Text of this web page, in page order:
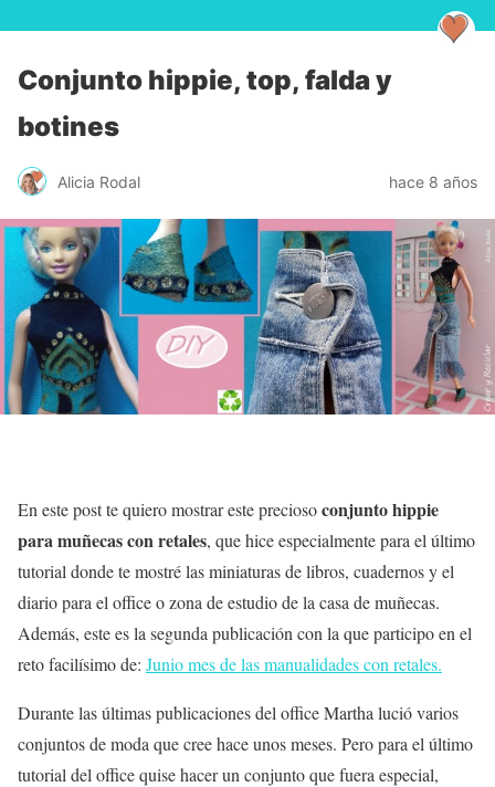
Conjunto hippie, top, falda y
botines
Alicia Rodal hace 8 años
En este post te quiero mostrar este preciosoconjunto hippie
para muñecas con retales, que hice especialmente para el último
tutorial donde te mostré las miniaturas de libros, cuadernos y el
diario para el office o zona de estudio de la casa de muñecas.
Además, este es la segunda publicación con la que participo en el
reto facilísimo de: Junio mes de las manualidades con retales.
Durante las últimas publicaciones del office Martha lució varios
conjuntos de moda que cree hace unos meses. Pero para el último
tutorial del office quise hacer un conjunto que fuera especial,